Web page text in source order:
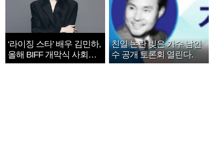
‘라이징 스타’ 배우 김민하,
올해 BIFF 개막식 사회자
확정
친일 논란 빚은 가수 남인
수 공개 토론회 열린다.